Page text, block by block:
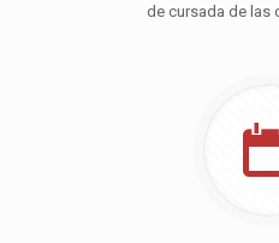
de cursada de las